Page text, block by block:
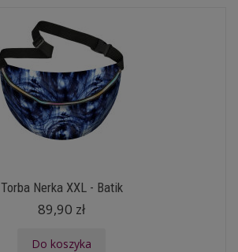
Torba Nerka XXL - Batik
89,90 zł
Do koszyka